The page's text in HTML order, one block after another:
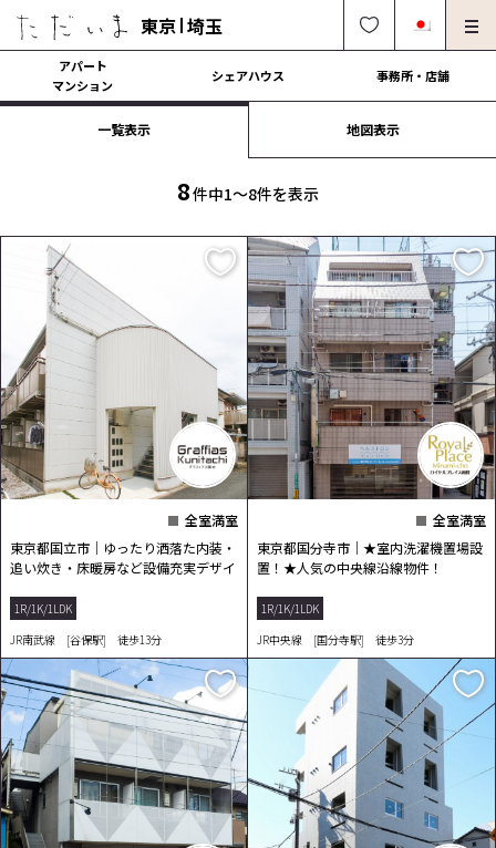
東京 埼玉
中文可 English OK 0120-249-900
オーナー様向け・管理募集
法人社宅でのご利用
契約の流れ
運営会社
アパート
マンション
シェアハウス 事務所・店舗
一覧表示 地図表示
8件中1〜8件を表示
全室満室
東京都国立市｜ゆったり洒落た内装・
追い炊き・床暖房など設備充実デザイ
1R/1K/1LDK
JR南武線 [谷保駅] 徒歩13分
全室満室
東京都国分寺市｜★室内洗濯機置場設
置！★人気の中央線沿線物件！
1R/1K/1LDK
JR中央線 [国分寺駅] 徒歩3分